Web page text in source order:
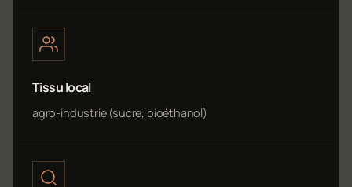
Tissu local
agro-industrie (sucre, bioéthanol)